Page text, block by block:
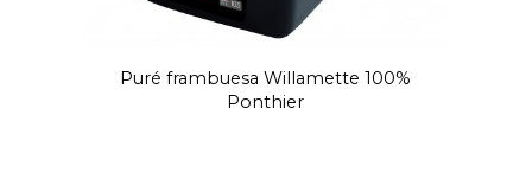
Puré frambuesa Willamette 100%
Ponthier